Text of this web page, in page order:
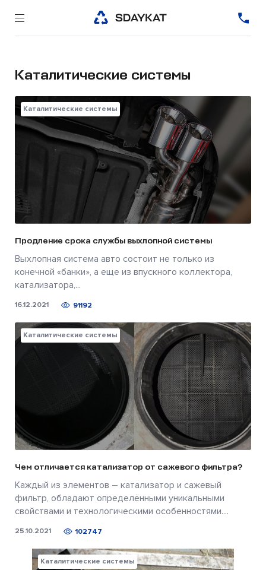
Каталитические системы
Каталитические системы
Продление срока службы выхлопной системы
Выхлопная система авто состоит не только из
конечной «банки», а еще из впускного коллектора,
катализатора,...
16.12.2021 91192
Каталитические системы
Чем отличается катализатор от сажевого фильтра?
Каждый из элементов – катализатор и сажевый
фильтр, обладают определёнными уникальными
свойствами и технологическими особенностями....
25.10.2021 102747
Каталитические системы